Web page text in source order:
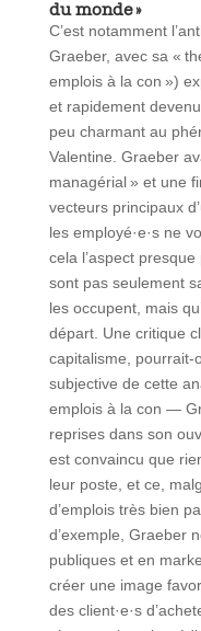
du monde »
C’est notamment
Graeber, avec sa «
emplois à la con »)
et rapidement
peu charmant au
Valentine. Graeber
managérial » et une
vecteurs principaux
les employé·e·s ne
cela l’aspect
sont pas seulement
les occupent, mais
départ. Une critique
capitalisme, pourrait-
subjective de cette
emplois à la con —
reprises dans son
est convaincu que
leur poste, et ce,
d’emplois très bien
d’exemple, Graeber
publiques et en
créer une image
des client·e·s